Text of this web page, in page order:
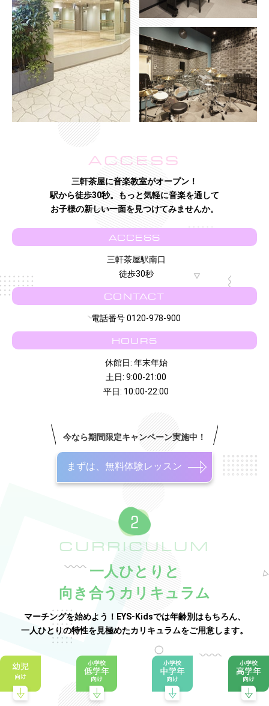
ACCESS
三軒茶屋に音楽教室がオープン！
駅から徒歩30秒。もっと気軽に音楽を通して
お子様の新しい一面を見つけてみませんか。
ACCESS
三軒茶屋駅南口
徒歩30秒
CONTACT
電話番号 0120-978-900
HOURS
休館日: 年末年始
土日: 9:00-21:00
平日: 10:00-22:00
今なら期間限定キャンペーン実施中！
まずは、無料体験レッスン
CURRICULUM
一人ひとりと
向き合うカリキュラム
マーチングを始めよう！EYS-Kidsでは年齢別はもちろん、
一人ひとりの特性を見極めたカリキュラムをご用意します。